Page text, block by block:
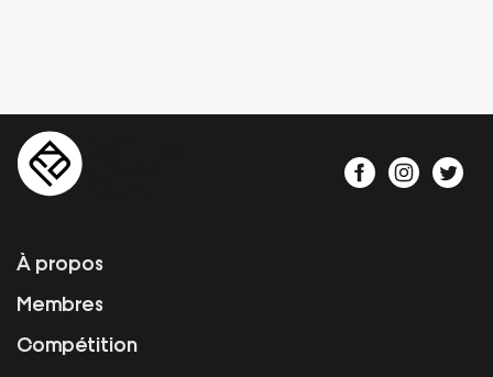
À propos
Membres
Compétition